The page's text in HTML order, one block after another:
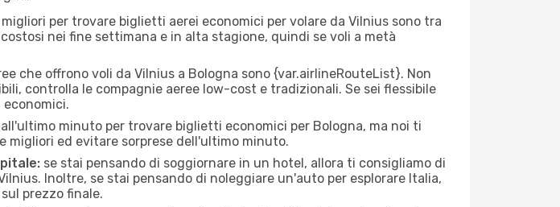
per trovare biglietti aerei economici per volare da Vilnius sono tra
nei fine settimana e in alta stagione, quindi se voli a metà
che offrono voli da Vilnius a Bologna sono {​var.airlineRouteList}. Non
controlla le compagnie aeree low-cost e tradizionali. Se sei flessibile
minuto per trovare biglietti economici per Bologna, ma noi ti
ed evitare sorprese dell'ultimo minuto.
se stai pensando di soggiornare in un hotel, allora ti consigliamo di
Inoltre, se stai pensando di noleggiare un'auto per esplorare Italia,
prezzo finale.